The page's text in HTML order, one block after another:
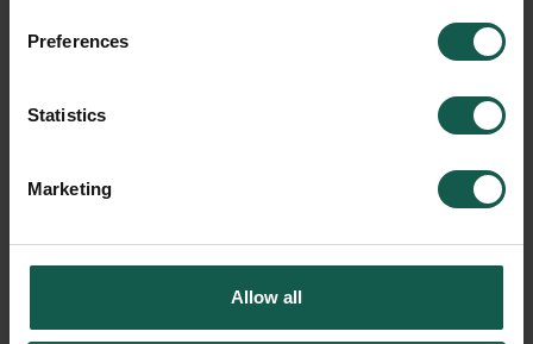
Preferences
Statistics
Marketing
Allow all